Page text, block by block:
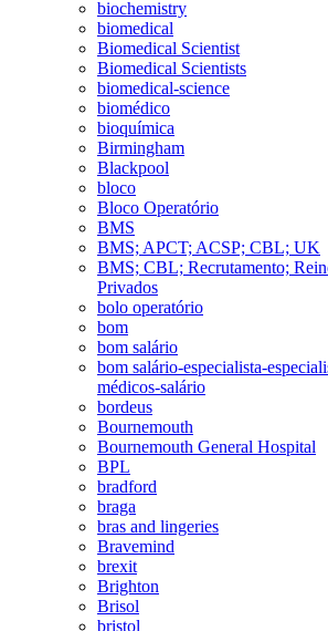
biochemistry
biomedical
Biomedical Scientist
Biomedical Scientists
biomedical-science
biomédico
bioquímica
Birmingham
Blackpool
bloco
Bloco Operatório
BMS
BMS; APCT; ACSP; CBL; UK
BMS; CBL; Recrutamento;
Privados
bolo operatório
bom
bom salário
bom salário-especialista-
médicos-salário
bordeus
Bournemouth
Bournemouth General Hospital
BPL
bradford
braga
bras and lingeries
Bravemind
brexit
Brighton
Brisol
bristol